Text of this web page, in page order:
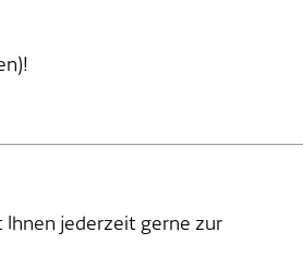
Ihnen jederzeit gerne zur